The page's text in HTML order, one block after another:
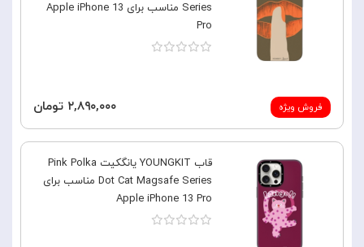
فروش ویژه
Series مناسب برای Apple iPhone 13
Pro
۲,۸۹۰,۰۰۰ تومان
قاب YOUNGKIT یانگکیت Pink Polka
Dot Cat Magsafe Series مناسب برای
Apple iPhone 13 Pro